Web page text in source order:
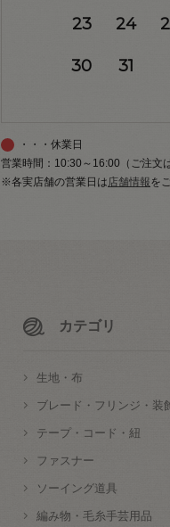
23 24
30 31
・・・休業日
営業時間：10:30～16:00（ご注文
※各実店舗の営業日は店舗情報を
カテゴリ
生地・布
ブレード・フリンジ・装
テープ・コード・紐
ファスナー
ソーイング道具
編み物・毛糸手芸用品